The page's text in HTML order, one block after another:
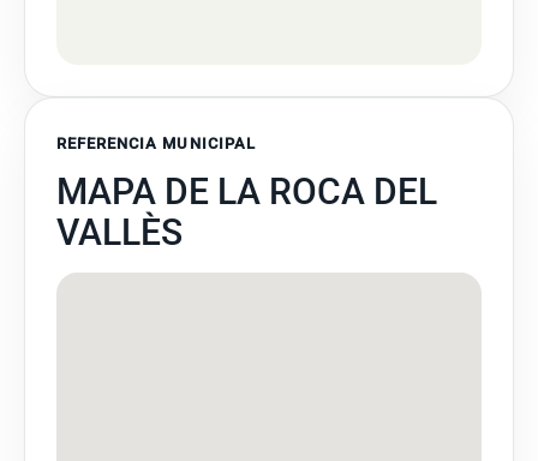
REFERENCIA MUNICIPAL
MAPA DE LA ROCA DEL
VALLÈS